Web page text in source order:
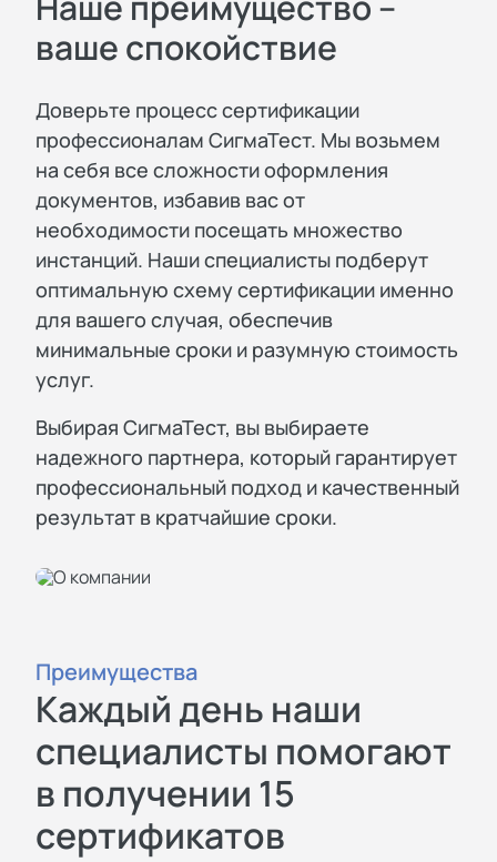
ваше спокойствие
Доверьте процесс сертификации
профессионалам СигмаТест. Мы возьмем
на себя все сложности оформления
документов, избавив вас от
необходимости посещать множество
инстанций. Наши специалисты подберут
оптимальную схему сертификации именно
для вашего случая, обеспечив
минимальные сроки и разумную стоимость
услуг.
Выбирая СигмаТест, вы выбираете
надежного партнера, который гарантирует
профессиональный подход и качественный
результат в кратчайшие сроки.
Преимущества
Каждый день наши
специалисты помогают
в получении 15
сертификатов